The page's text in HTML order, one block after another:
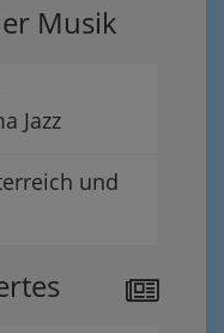
Musik
Jazz
und